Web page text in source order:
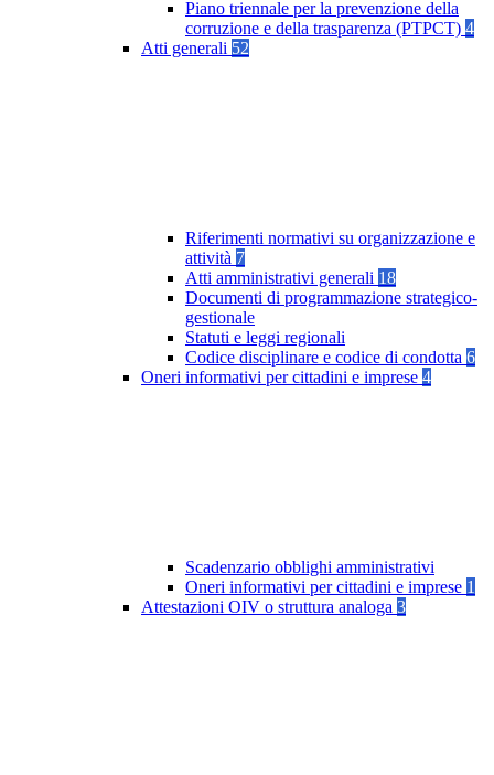
Piano triennale per la prevenzione della
corruzione e della trasparenza (PTPCT) 4
Atti generali 52
Riferimenti normativi su organizzazione e
attività 7
Atti amministrativi generali 18
Documenti di programmazione strategico-
gestionale
Statuti e leggi regionali
Codice disciplinare e codice di condotta 6
Oneri informativi per cittadini e imprese 4
Scadenzario obblighi amministrativi
Oneri informativi per cittadini e imprese 1
Attestazioni OIV o struttura analoga 3